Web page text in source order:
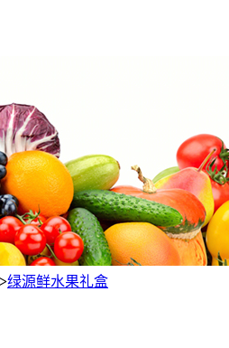
>绿源鲜水果礼盒